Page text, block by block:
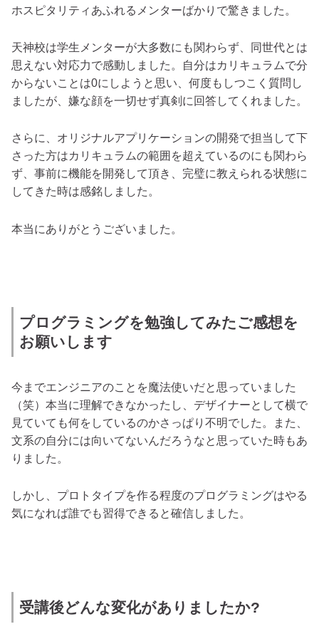
ホスピタリティあふれるメンターばかりで驚きました。
天神校は学生メンターが大多数にも関わらず、同世代とは
思えない対応力で感動しました。自分はカリキュラムで分
からないことは0にしようと思い、何度もしつこく質問し
ましたが、嫌な顔を一切せず真剣に回答してくれました。
さらに、オリジナルアプリケーションの開発で担当して下
さった方はカリキュラムの範囲を超えているのにも関わら
ず、事前に機能を開発して頂き、完璧に教えられる状態に
してきた時は感銘しました。
本当にありがとうございました。
プログラミングを勉強してみたご感想を
お願いします
今までエンジニアのことを魔法使いだと思っていました
（笑）本当に理解できなかったし、デザイナーとして横で
見ていても何をしているのかさっぱり不明でした。また、
文系の自分には向いてないんだろうなと思っていた時もあ
りました。
しかし、プロトタイプを作る程度のプログラミングはやる
気になれば誰でも習得できると確信しました。
受講後どんな変化がありましたか?